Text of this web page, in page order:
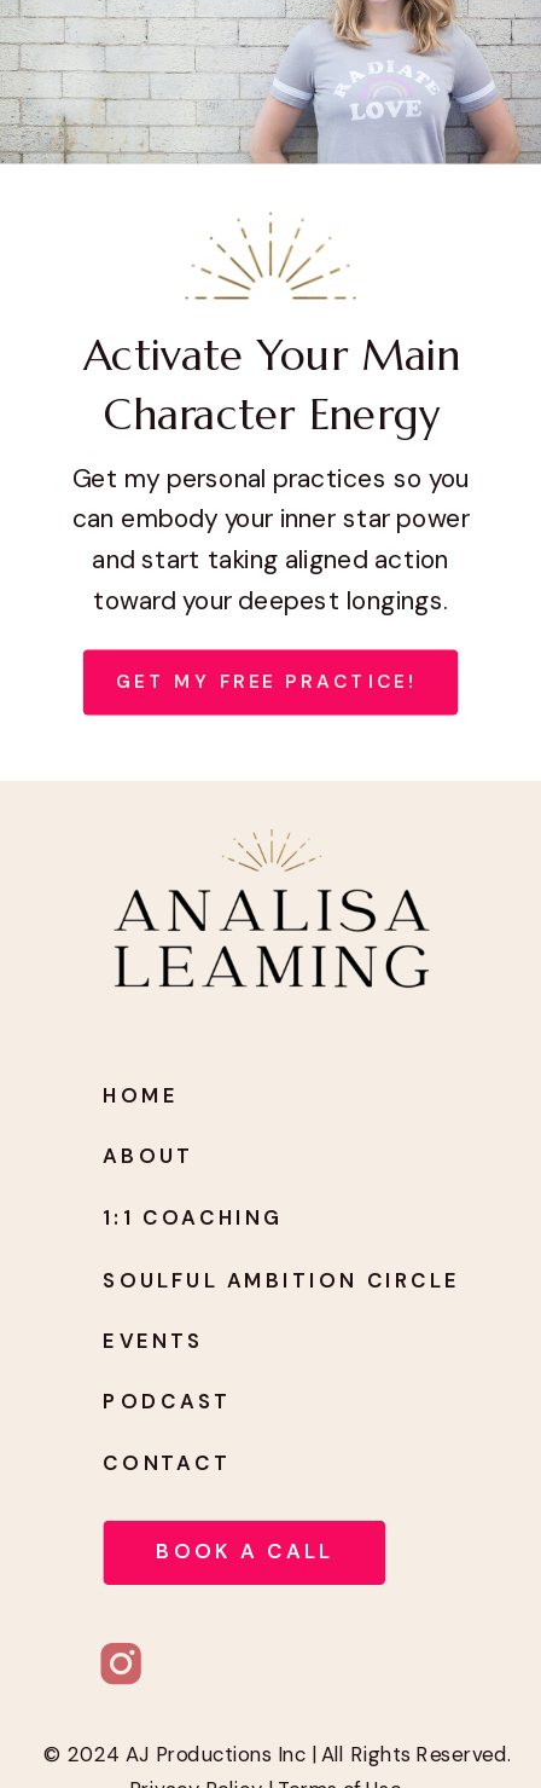
Activate Your Main
Character Energy
Get my personal practices so you
can embody your inner star power
and start taking aligned action
toward your deepest longings.
GET MY FREE PRACTICE!
© 2024 AJ Productions Inc | All Rights Reserved.
1:1 COACHING
ABOUT
PODCAST
EVENTS
HOME
SOULFUL AMBITION CIRCLE
BOOK A CALL
CONTACT